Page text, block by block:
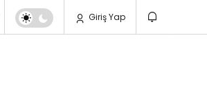
Giriş Yap